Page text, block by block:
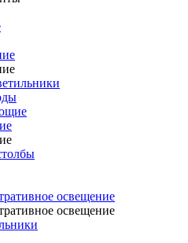
освещение
освещение